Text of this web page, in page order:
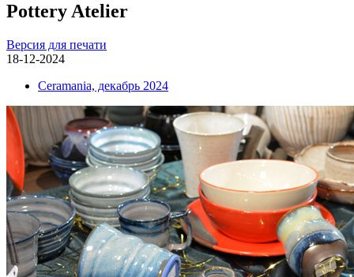
Pottery Atelier
Версия для печати
18-12-2024
Ceramania, декабрь 2024